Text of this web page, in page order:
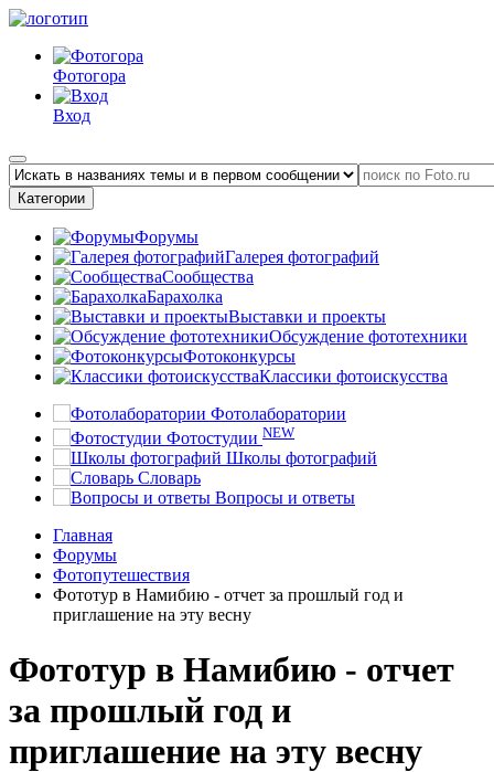
Фотогора
Вход
Категории
Форумы
Галерея фотографий
Сообщества
Барахолка
Выставки и проекты
Обсуждение фототехники
Фотоконкурсы
Классики фотоискусства
Фотолаборатории
Фотостудии NEW
Школы фотографий
Словарь
Вопросы и ответы
Главная
Форумы
Фотопутешествия
Фототур в Намибию - отчет за прошлый год и
приглашение на эту весну
Фототур в Намибию - отчет
за прошлый год и
приглашение на эту весну